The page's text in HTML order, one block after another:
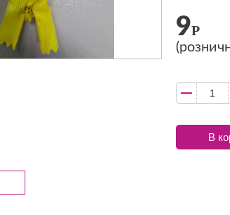
9Р
В